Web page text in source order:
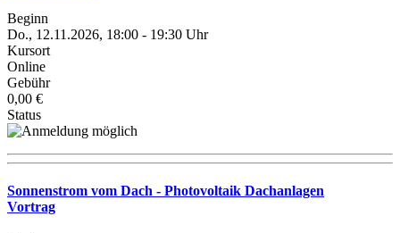
Beginn
Do., 12.11.2026, 18:00 - 19:30 Uhr
Kursort
Online
Gebühr
0,00 €
Status
Sonnenstrom vom Dach - Photovoltaik Dachanlagen
Vortrag